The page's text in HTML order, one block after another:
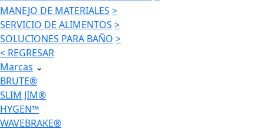
MANEJO DE MATERIALES >
SERVICIO DE ALIMENTOS >
SOLUCIONES PARA BAÑO >
< REGRESAR
Marcas ⌄
BRUTE®
SLIM JIM®
HYGEN™
WAVEBRAKE®